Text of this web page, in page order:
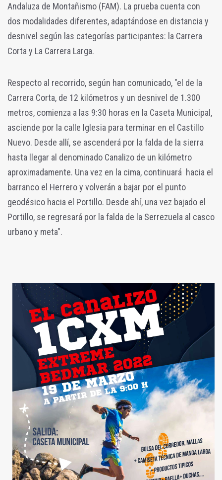
Andaluza de Montañismo (FAM). La prueba cuenta con
dos modalidades diferentes, adaptándose en distancia y
desnivel según las categorías participantes: la Carrera
Corta y La Carrera Larga.
Respecto al recorrido, según han comunicado, "el de la
Carrera Corta, de 12 kilómetros y un desnivel de 1.300
metros, comienza a las 9:30 horas en la Caseta Municipal,
asciende por la calle Iglesia para terminar en el Castillo
Nuevo. Desde allí, se ascenderá por la falda de la sierra
hasta llegar al denominado Canalizo de un kilómetro
aproximadamente. Una vez en la cima, continuará hacia el
barranco el Herrero y volverán a bajar por el punto
geodésico hacia el Portillo. Desde ahí, una vez bajado el
Portillo, se regresará por la falda de la Serrezuela al casco
urbano y meta".